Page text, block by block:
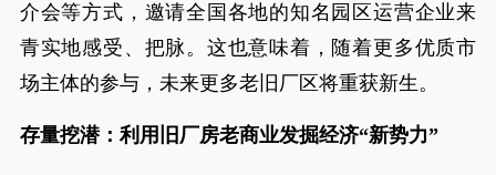
介会等方式，邀请全国各地的知名园区运营企业来
青实地感受、把脉。这也意味着，随着更多优质市
场主体的参与，未来更多老旧厂区将重获新生。
存量挖潜：利用旧厂房老商业发掘经济“新势力”